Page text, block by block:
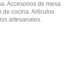
Accesorios de mesa
de cocina. Artículos
artesanales.